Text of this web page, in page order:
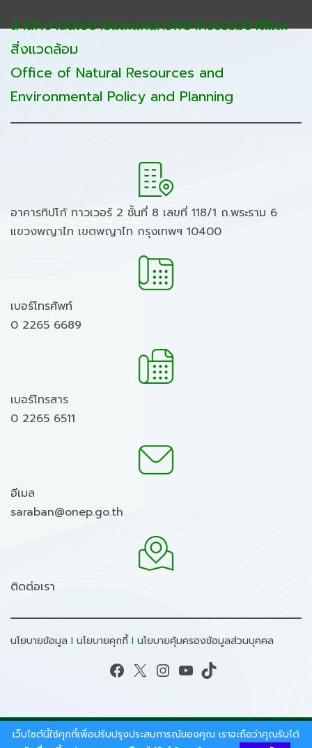
สำนักงานนโยบายและแผนทรัพยากรธรรมชาติและ
สิ่งแวดล้อม
Office of Natural Resources and
Environmental Policy and Planning
อาคารทิปโก้ ทาวเวอร์ 2 ชั้นที่ 8 เลขที่ 118/1 ถ.พระราม 6
แขวงพญาไท เขตพญาไท กรุงเทพฯ 10400
เบอร์โทรศัพท์
0 2265 6689
เบอร์โทรสาร
0 2265 6511
อีเมล
saraban@onep.go.th
ติดต่อเรา
นโยบายข้อมูล I นโยบายคุกกี้ I นโยบายคุ้มครองข้อมูลส่วนบุคคล
Facebook X Instagram YouTube TikTok
สงวนลิขสิทธิ์ © 2026 - สำนักงานนโยบายและแผน
เว็บไซต์นี้ใช้คุกกี้เพื่อปรับปรุงประสบการณ์ของคุณ เราจะถือว่าคุณรับได้